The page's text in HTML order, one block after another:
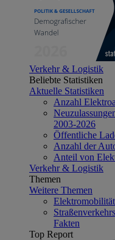
Verkehr & Logistik
Beliebte Statistiken
Aktuelle Statistiken
Anzahl
2003-2026
Öffentliche
Anzahl der
Anteil von
Verkehr & Logistik
Themen
Weitere Themen
Fakten
Top Report